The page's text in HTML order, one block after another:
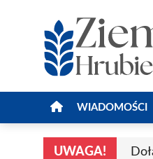
WIADOMOŚCI
UWAGA!